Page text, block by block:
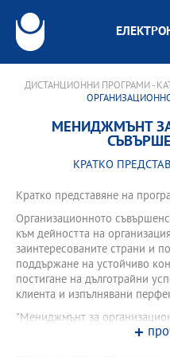
ДИСТАНЦИОННИ ПРОГРАМИ -
МЕНИДЖМЪНТ
КРАТКО
Кратко представяне на
Организационното
към дейността на
заинтересованите страни и
поддържане на устойчиво
постигане на дълготрайни
клиента и изпълнявани
"Мениджмънт за
първата и единствената